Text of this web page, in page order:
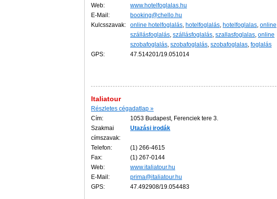
Web:
www.hotelfoglalas.hu
E-Mail:
booking@chello.hu
Kulcsszavak:
online hotelfoglalás, hotelfoglalás, hotelfoglalas, online
szállásfoglalás, szállásfoglalás, szallasfoglalas, online
szobafoglalás, szobafoglalás, szobafoglalas, foglalás
GPS:
47.514201/19.051014
Italiatour
Részletes cégadatlap »
Cím:
1053 Budapest, Ferenciek tere 3.
Szakmai
címszavak:
Utazási irodák
Telefon:
(1) 266-4615
Fax:
(1) 267-0144
Web:
www.italiatour.hu
E-Mail:
prima@italiatour.hu
GPS:
47.492908/19.054483